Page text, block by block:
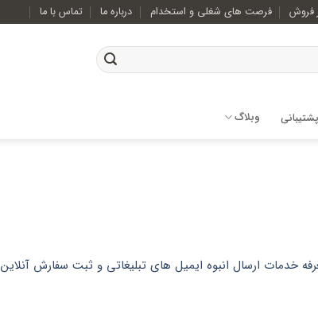
فروش فرصت های شغلی و استخدام درباره ما تماس با ما
پشتیبانی وبلاگ
خدمات ارسال انبوه ایمیل های تبلیغاتی و ثبت سفارش آنلاین